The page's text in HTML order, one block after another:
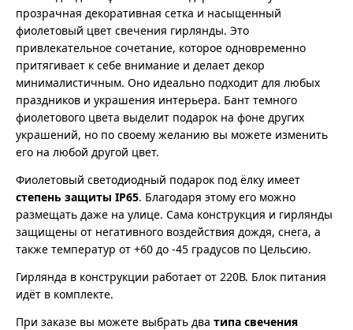
прозрачная декоративная сетка и насыщенный
фиолетовый цвет свечения гирлянды. Это
привлекательное сочетание, которое одновременно
притягивает к себе внимание и делает декор
минималистичным. Оно идеально подходит для любых
праздников и украшения интерьера. Бант темного
фиолетового цвета выделит подарок на фоне других
украшений, но по своему желанию вы можете изменить
его на любой другой цвет.
Фиолетовый светодиодный подарок под ёлку имеет
степень защиты IP65. Благодаря этому его можно
размещать даже на улице. Сама конструкция и гирлянды
защищены от негативного воздействия дождя, снега, а
также температур от +60 до -45 градусов по Цельсию.
Гирлянда в конструкции работает от 220В. Блок питания
идёт в комплекте.
При заказе вы можете выбрать два типа свечения